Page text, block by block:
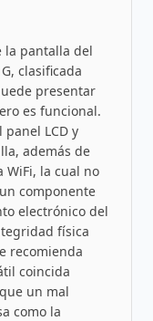
la pantalla del
clasificada
presentar
es funcional.
LCD y
además de
WiFi, la cual no
componente
electrónico del
física
recomienda
coincida
un mal
como la